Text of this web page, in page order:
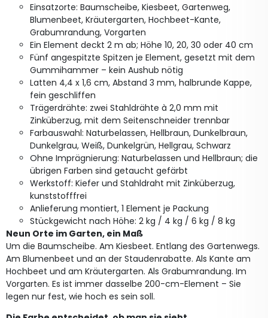
Einsatzorte: Baumscheibe, Kiesbeet, Gartenweg,
Blumenbeet, Kräutergarten, Hochbeet-Kante,
Grabumrandung, Vorgarten
Ein Element deckt 2 m ab; Höhe 10, 20, 30 oder 40 cm
Fünf angespitzte Spitzen je Element, gesetzt mit dem
Gummihammer – kein Aushub nötig
Latten 4,4 x 1,6 cm, Abstand 3 mm, halbrunde Kappe,
fein geschliffen
Trägerdrähte: zwei Stahldrähte à 2,0 mm mit
Zinküberzug, mit dem Seitenschneider trennbar
Farbauswahl: Naturbelassen, Hellbraun, Dunkelbraun,
Dunkelgrau, Weiß, Dunkelgrün, Hellgrau, Schwarz
Ohne Imprägnierung: Naturbelassen und Hellbraun; die
übrigen Farben sind getaucht gefärbt
Werkstoff: Kiefer und Stahldraht mit Zinküberzug,
kunststofffrei
Anlieferung montiert, 1 Element je Packung
Stückgewicht nach Höhe: 2 kg / 4 kg / 6 kg / 8 kg
Neun Orte im Garten, ein Maß
Um die Baumscheibe. Am Kiesbeet. Entlang des Gartenwegs.
Am Blumenbeet und an der Staudenrabatte. Als Kante am
Hochbeet und am Kräutergarten. Als Grabumrandung. Im
Vorgarten. Es ist immer dasselbe 200-cm-Element – Sie
legen nur fest, wie hoch es sein soll.